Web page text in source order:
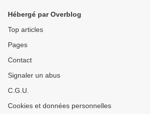
Hébergé par Overblog
Top articles
Pages
Contact
Signaler un abus
C.G.U.
Cookies et données personnelles